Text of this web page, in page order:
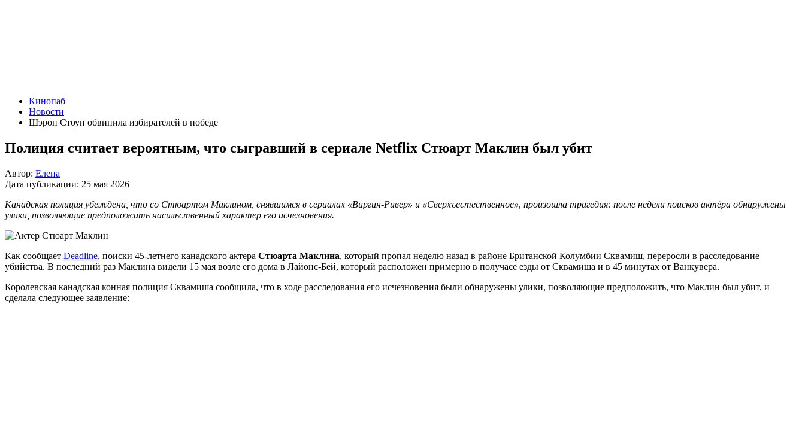
Кинопаб
Новости
Шэрон Стоун обвинила избирателей в победе
Полиция считает вероятным, что сыгравший в сериале Netflix Стюарт Маклин был убит
Автор: Елена
Дата публикации: 25 мая 2026
Канадская полиция убеждена, что со Стюартом Маклином, снявшимся в сериалах «Виргин-Ривер» и «Сверхъестественное», произошла трагедия: после недели поисков актёра обнаружены
улики, позволяющие предположить насильственный характер его исчезновения.
Как сообщает Deadline, поиски 45-летнего канадского актера Стюарта Маклина, который пропал неделю назад в районе Британской Колумбии Сквамиш, переросли в расследование
убийства. В последний раз Маклина видели 15 мая возле его дома в Лайонс-Бей, который расположен примерно в получасе езды от Сквамиша и в 45 минутах от Ванкувера.
Королевская канадская конная полиция Сквамиша сообщила, что в ходе расследования его исчезновения были обнаружены улики, позволяющие предположить, что Маклин был убит, и
сделала следующее заявление: